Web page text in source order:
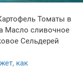
Томаты в
Масло сливочное
Сельдерей
как